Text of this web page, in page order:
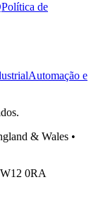
Política de
Automação e
& Wales •
0RA